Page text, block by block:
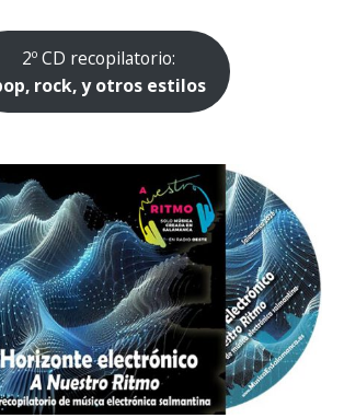
2º CD recopilatorio:
rock, y otros estilos